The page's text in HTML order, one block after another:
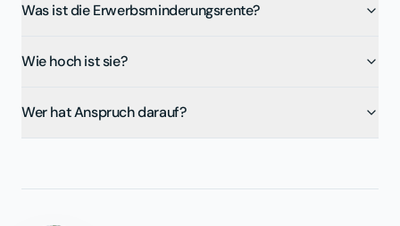
Was ist die Erwerbsminderungsrente?
Wie hoch ist sie?
Wer hat Anspruch darauf?